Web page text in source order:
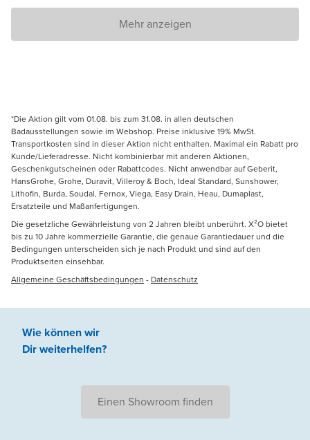
Mehr anzeigen
*Die Aktion gilt vom 01.08. bis zum 31.08. in allen deutschen
Badausstellungen sowie im Webshop. Preise inklusive 19% MwSt.
Transportkosten sind in dieser Aktion nicht enthalten. Maximal ein Rabatt pro
Kunde/Lieferadresse. Nicht kombinierbar mit anderen Aktionen,
Geschenkgutscheinen oder Rabattcodes. Nicht anwendbar auf Geberit,
HansGrohe, Grohe, Duravit, Villeroy & Boch, Ideal Standard, Sunshower,
Lithofin, Burda, Soudal, Fernox, Viega, Easy Drain, Heau, Dumaplast,
Ersatzteile und Maßanfertigungen.
Die gesetzliche Gewährleistung von 2 Jahren bleibt unberührt. X²O bietet
bis zu 10 Jahre kommerzielle Garantie, die genaue Garantiedauer und die
Bedingungen unterscheiden sich je nach Produkt und sind auf den
Produktseiten einsehbar.
Allgemeine Geschäftsbedingungen - Datenschutz
Wie können wir
Dir weiterhelfen?
Einen Showroom finden